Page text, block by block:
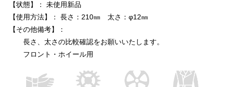
【状態】： 未使用新品
【使用方法】： 長さ：210㎜ 太さ：φ12㎜
【その他備考】：
長さ、太さの比較確認をお願いいたします。
フロント・ホイール用